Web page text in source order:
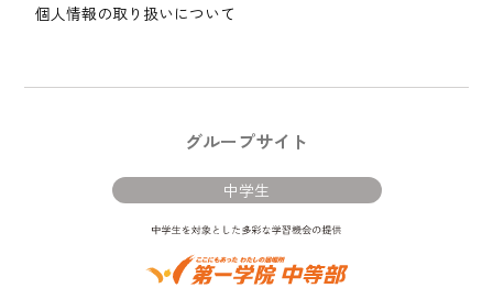
個人情報の取り扱いについて
グループサイト
中学生